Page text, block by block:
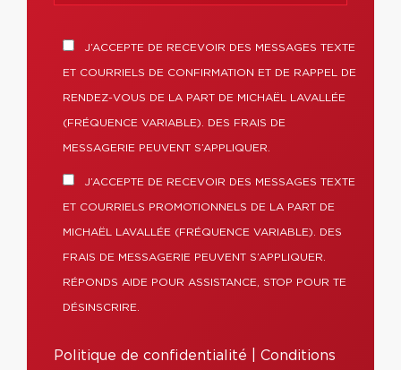
J’ACCEPTE DE RECEVOIR DES MESSAGES TEXTE
ET COURRIELS DE CONFIRMATION ET DE RAPPEL DE
RENDEZ-VOUS DE LA PART DE MICHAËL LAVALLÉE
(FRÉQUENCE VARIABLE). DES FRAIS DE
MESSAGERIE PEUVENT S’APPLIQUER.
J’ACCEPTE DE RECEVOIR DES MESSAGES TEXTE
ET COURRIELS PROMOTIONNELS DE LA PART DE
MICHAËL LAVALLÉE (FRÉQUENCE VARIABLE). DES
FRAIS DE MESSAGERIE PEUVENT S’APPLIQUER.
RÉPONDS AIDE POUR ASSISTANCE, STOP POUR TE
DÉSINSCRIRE.
Politique de confidentialité
Conditions